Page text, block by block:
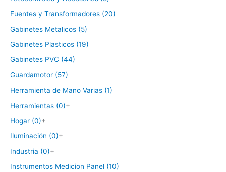
Fuentes y Transformadores (20)
Gabinetes Metalicos (5)
Gabinetes Plasticos (19)
Gabinetes PVC (44)
Guardamotor (57)
Herramienta de Mano Varias (1)
Herramientas (0)+
Hogar (0)+
Iluminación (0)+
Industria (0)+
Instrumentos Medicion Panel (10)